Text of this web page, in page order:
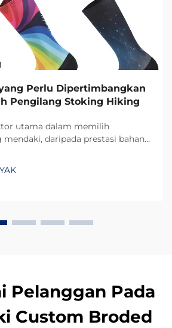
Perlu Dipertimbangkan
Pengilang Stoking Hiking
utama dalam memilih
daripada prestasi bahan
Pelanggan Pada
Custom Broded